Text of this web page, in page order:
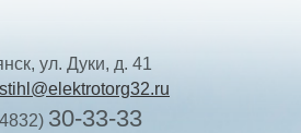
ул. Дуки, д. 41
stihl@elektrotorg32.ru
30-33-33